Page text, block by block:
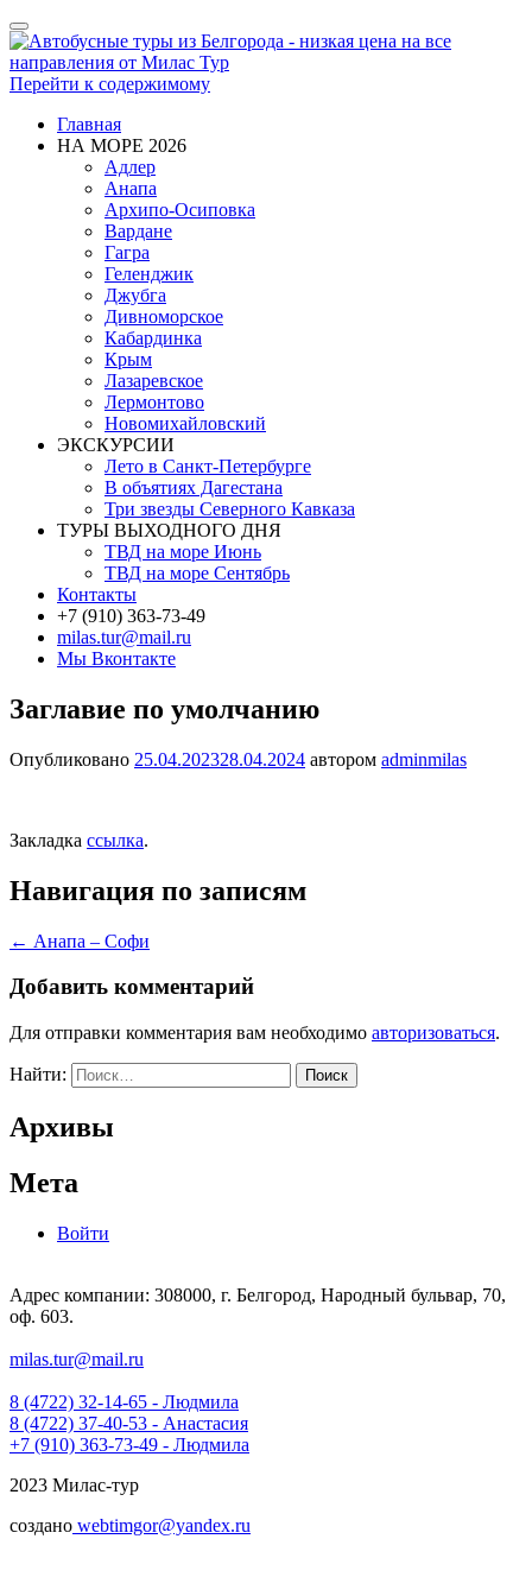
Показать/
Скрыть
навигацию
Перейти к содержимому
Главная
НА МОРЕ 2026
Адлер
Анапа
Архипо-Осиповка
Вардане
Гагра
Геленджик
Джубга
Дивноморское
Кабардинка
Крым
Лазаревское
Лермонтово
Новомихайловский
ЭКСКУРСИИ
Лето в Санкт-Петербурге
В объятиях Дагестана
Три звезды Северного Кавказа
ТУРЫ ВЫХОДНОГО ДНЯ
ТВД на море Июнь
ТВД на море Сентябрь
Контакты
+7 (910) 363-73-49
milas.tur@mail.ru
Мы Вконтакте
Заглавие по умолчанию
Опубликовано 25.04.202328.04.2024 автором adminmilas
Закладка ссылка.
Навигация по записям
← Анапа – Софи
Добавить комментарий
Для отправки комментария вам необходимо авторизоваться.
Найти:
Архивы
Мета
Войти
Адрес компании: 308000, г. Белгород, Народный бульвар, 70,
оф. 603.
milas.tur@mail.ru
8 (4722) 32-14-65 - Людмила
8 (4722) 37-40-53 - Анастасия
+7 (910) 363-73-49 - Людмила
2023 Милас-тур
создано webtimgor@yandex.ru